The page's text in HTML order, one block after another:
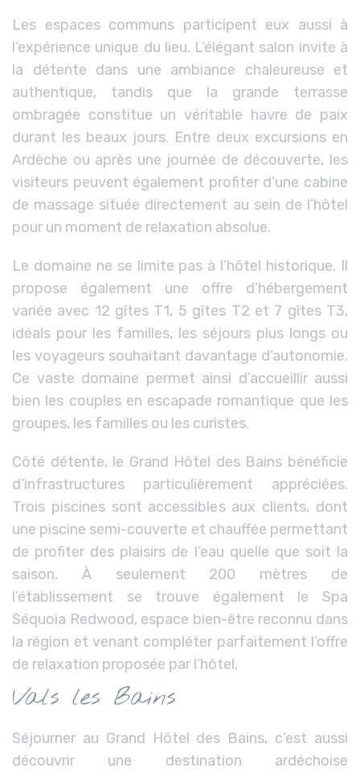
Les espaces communs participent eux aussi à
l’expérience unique du lieu. L’élégant salon invite à
la détente dans une ambiance chaleureuse et
authentique, tandis que la grande terrasse
ombragée constitue un véritable havre de paix
durant les beaux jours. Entre deux excursions en
Ardèche ou après une journée de découverte, les
visiteurs peuvent également profiter d’une cabine
de massage située directement au sein de l’hôtel
pour un moment de relaxation absolue.
Le domaine ne se limite pas à l’hôtel historique. Il
propose également une offre d’hébergement
variée avec 12 gîtes T1, 5 gîtes T2 et 7 gîtes T3,
idéals pour les familles, les séjours plus longs ou
les voyageurs souhaitant davantage d’autonomie.
Ce vaste domaine permet ainsi d’accueillir aussi
bien les couples en escapade romantique que les
groupes, les familles ou les curistes.
Côté détente, le Grand Hôtel des Bains bénéficie
d’infrastructures particulièrement appréciées.
Trois piscines sont accessibles aux clients, dont
une piscine semi-couverte et chauffée permettant
de profiter des plaisirs de l’eau quelle que soit la
saison. À seulement 200 mètres de
l’établissement se trouve également le Spa
Séquoia Redwood, espace bien-être reconnu dans
la région et venant compléter parfaitement l’offre
de relaxation proposée par l’hôtel.
Vals les Bains
Séjourner au Grand Hôtel des Bains, c’est aussi
découvrir une destination ardéchoise